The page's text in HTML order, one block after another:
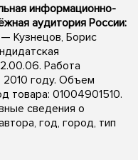
информационно-
аудитория России:
Кузнецов, Борис
Работа
2010 году. Объем
товара: 01004901510.
сведения о
год, город, тип